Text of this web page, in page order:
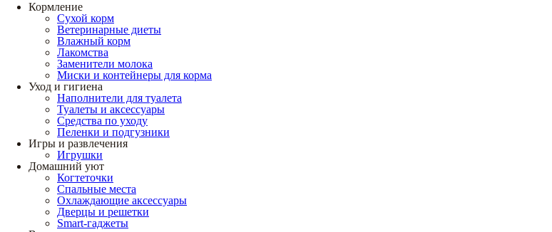
Кормление
Сухой корм
Ветеринарные диеты
Влажный корм
Лакомства
Заменители молока
Миски и контейнеры для корма
Уход и гигиена
Наполнители для туалета
Туалеты и аксессуары
Средства по уходу
Пеленки и подгузники
Игры и развлечения
Игрушки
Домашний уют
Когтеточки
Спальные места
Охлаждающие аксессуары
Дверцы и решетки
Smart-гаджеты